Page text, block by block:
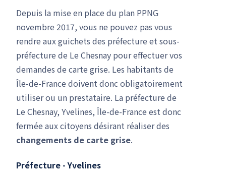
Depuis la mise en place du plan PPNG
novembre 2017, vous ne pouvez pas vous
rendre aux guichets des préfecture et sous-
préfecture de Le Chesnay pour effectuer vos
demandes de carte grise. Les habitants de
Île-de-France doivent donc obligatoirement
utiliser ou un prestataire. La préfecture de
Le Chesnay, Yvelines, Île-de-France est donc
fermée aux citoyens désirant réaliser des
changements de carte grise.
Préfecture - Yvelines